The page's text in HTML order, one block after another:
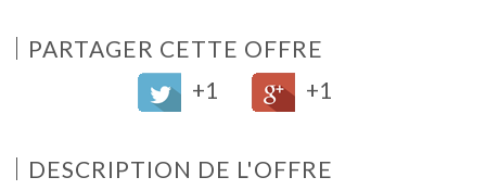
PARTAGER CETTE OFFRE
+1
+1
DESCRIPTION DE L'OFFRE